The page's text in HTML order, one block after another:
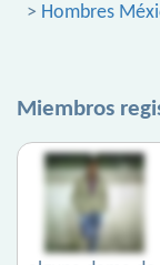
> Hombres
Miembros